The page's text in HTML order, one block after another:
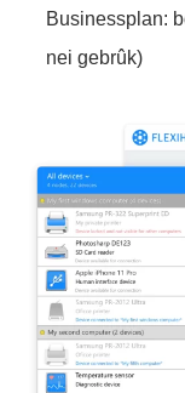
Businessplan:
nei gebrûk)